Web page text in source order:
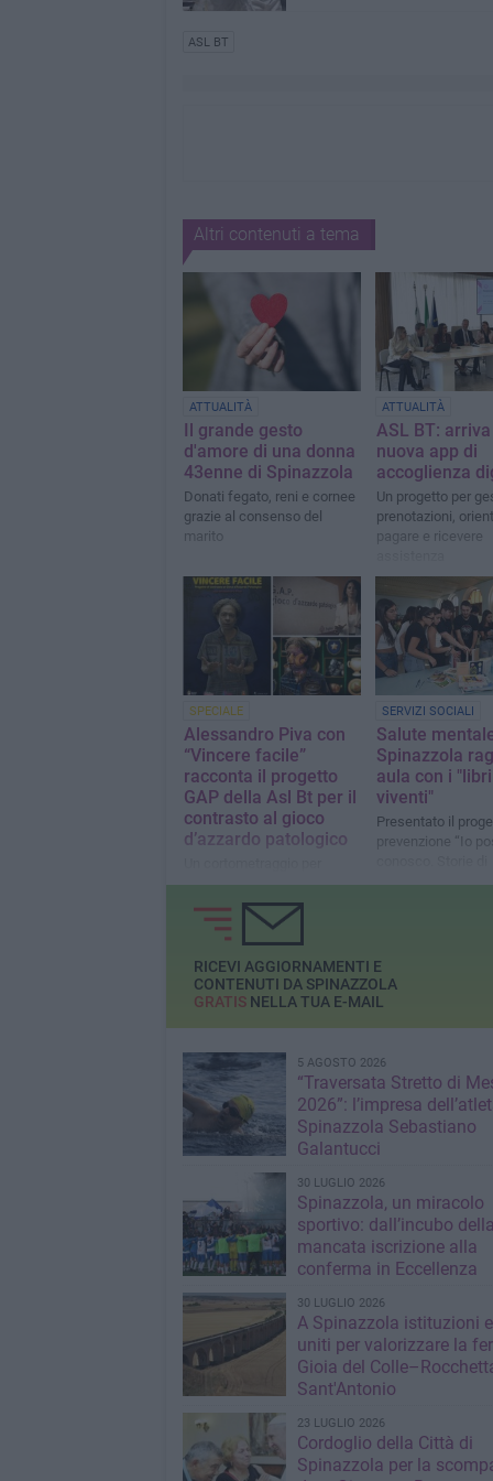
ASL BT
Altri contenuti a tema
ATTUALITÀ
Il grande gesto
d'amore di una donna
43enne di Spinazzola
Donati fegato, reni e cornee
grazie al consenso del
marito
ATTUALITÀ
ASL BT:
nuova app di
accoglienza
Un progetto per
prenotazioni,
pagare e ricevere
SPECIALE
Alessandro Piva con
“Vincere facile”
racconta il progetto
GAP della Asl Bt per il
contrasto al gioco
d’azzardo patologico
conoscere il servizio
gratuito attivo sul territorio
SERVIZI SOCIALI
Salute
Spinazzola
aula con i "libri
viventi"
Presentato il
prevenzione “Io
resilienza”
RICEVI AGGIORNAMENTI E
CONTENUTI DA SPINAZZOLA
GRATISNELLA TUA E-MAIL
5 AGOSTO 2026
“Traversata Stretto di
2026”: l’impresa
Spinazzola Sebastiano
Galantucci
30 LUGLIO 2026
Spinazzola, un miracolo
sportivo: dall’incubo della
mancata iscrizione alla
conferma in Eccellenza
30 LUGLIO 2026
A Spinazzola istituzioni
uniti per valorizzare la
Gioia del
Sant'Antonio
23 LUGLIO 2026
Cordoglio della Città di
Spinazzola per la